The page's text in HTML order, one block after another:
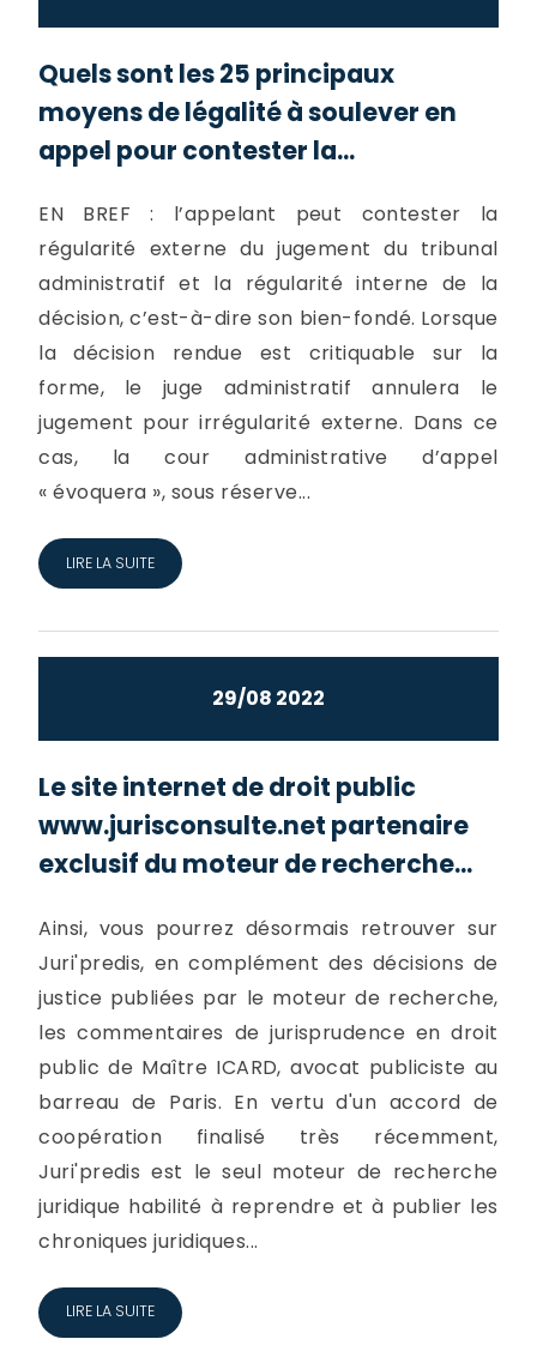
Quels sont les 25 principaux
moyens de légalité à soulever en
appel pour contester la...
EN BREF : l’appelant peut contester la
régularité externe du jugement du tribunal
administratif et la régularité interne de la
décision, c’est-à-dire son bien-fondé. Lorsque
la décision rendue est critiquable sur la
forme, le juge administratif annulera le
jugement pour irrégularité externe. Dans ce
cas, la cour administrative d’appel
« évoquera », sous réserve...
LIRE LA SUITE
29/08 2022
Le site internet de droit public
www.jurisconsulte.net partenaire
exclusif du moteur de recherche...
Ainsi, vous pourrez désormais retrouver sur
Juri'predis, en complément des décisions de
justice publiées par le moteur de recherche,
les commentaires de jurisprudence en droit
public de Maître ICARD, avocat publiciste au
barreau de Paris. En vertu d'un accord de
coopération finalisé très récemment,
Juri'predis est le seul moteur de recherche
juridique habilité à reprendre et à publier les
chroniques juridiques...
LIRE LA SUITE